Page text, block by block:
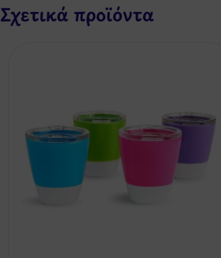
Σχετικά προϊόντα